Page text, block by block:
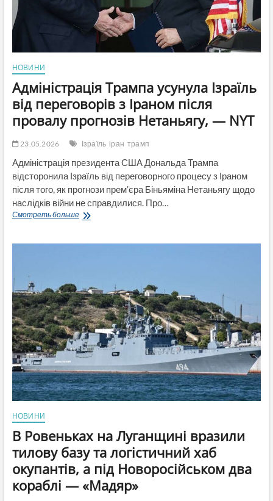
2028р,
серед
витрат
капітальний
НОВИНИ
Адміністрація Трампа усунула Ізраїль
від переговорів з Іраном після
провалу прогнозів Нетаньягу, — NYT
23.05.2026 Ізраїль іран трамп
Адміністрація президента США Дональда Трампа
відсторонила Ізраїль від переговорного процесу з Іраном
після того, як прогнози прем’єра Біньяміна Нетаньягу щодо
наслідків війни не справдилися. Про…
Смотреть большеАдміністрація
Іраном
після
провалу
прогнозів
Нетаньягу,
—
NYT
НОВИНИ
В Ровеньках на Луганщині вразили
тилову базу та логістичний хаб
окупантів, а під Новоросійськом два
кораблі — «Мадяр»